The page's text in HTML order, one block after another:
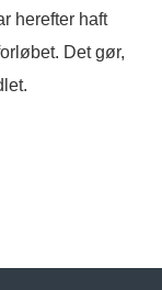
herefter haft
Det gør,